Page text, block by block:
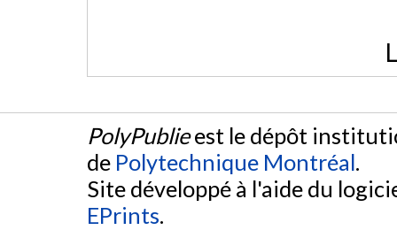
PolyPublieest le dépôt
de Polytechnique Montréal.
Site développé à l'aide du
EPrints.